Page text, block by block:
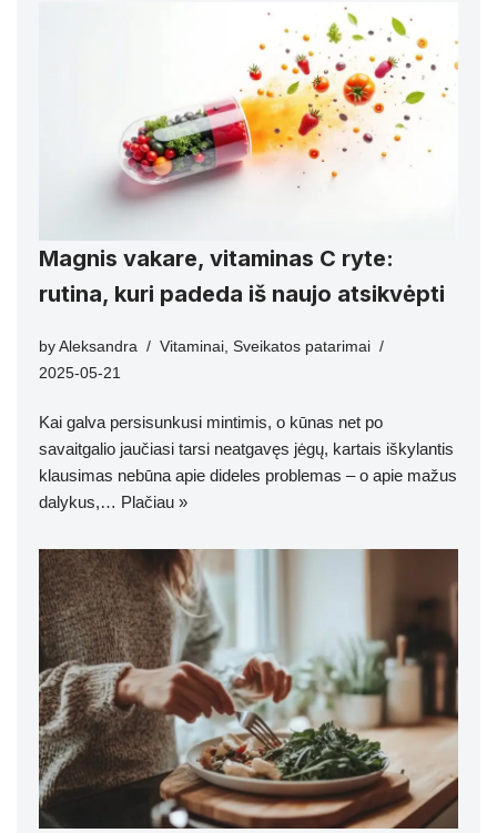
Magnis vakare, vitaminas C ryte:
rutina, kuri padeda iš naujo atsikvėpti
by Aleksandra Vitaminai Sveikatos patarimai
2025-05-21
Kai galva persisunkusi mintimis, o kūnas net po
savaitgalio jaučiasi tarsi neatgavęs jėgų, kartais iškylantis
klausimas nebūna apie dideles problemas – o apie mažus
dalykus,… Plačiau »